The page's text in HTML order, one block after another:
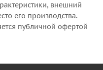
внешний
его производства.
публичной офертой